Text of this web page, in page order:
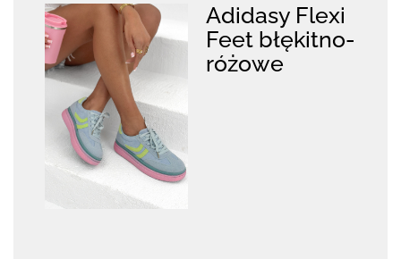
Adidasy Flexi
Feet błękitno-
różowe